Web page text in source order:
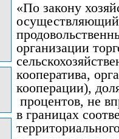
«По закону
организации
кооператива,
кооперации),
процентов, не
в границах